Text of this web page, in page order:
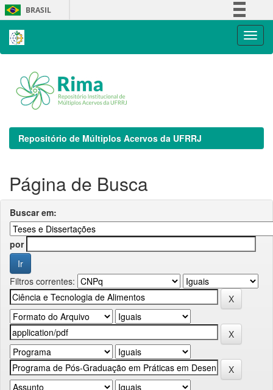
Skip
navigation
BRASIL
Repositório de Múltiplos Acervos da UFRRJ
Página de Busca
Buscar em:
por
Filtros correntes: